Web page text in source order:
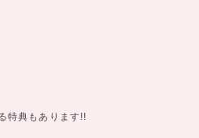
特典もあります!!